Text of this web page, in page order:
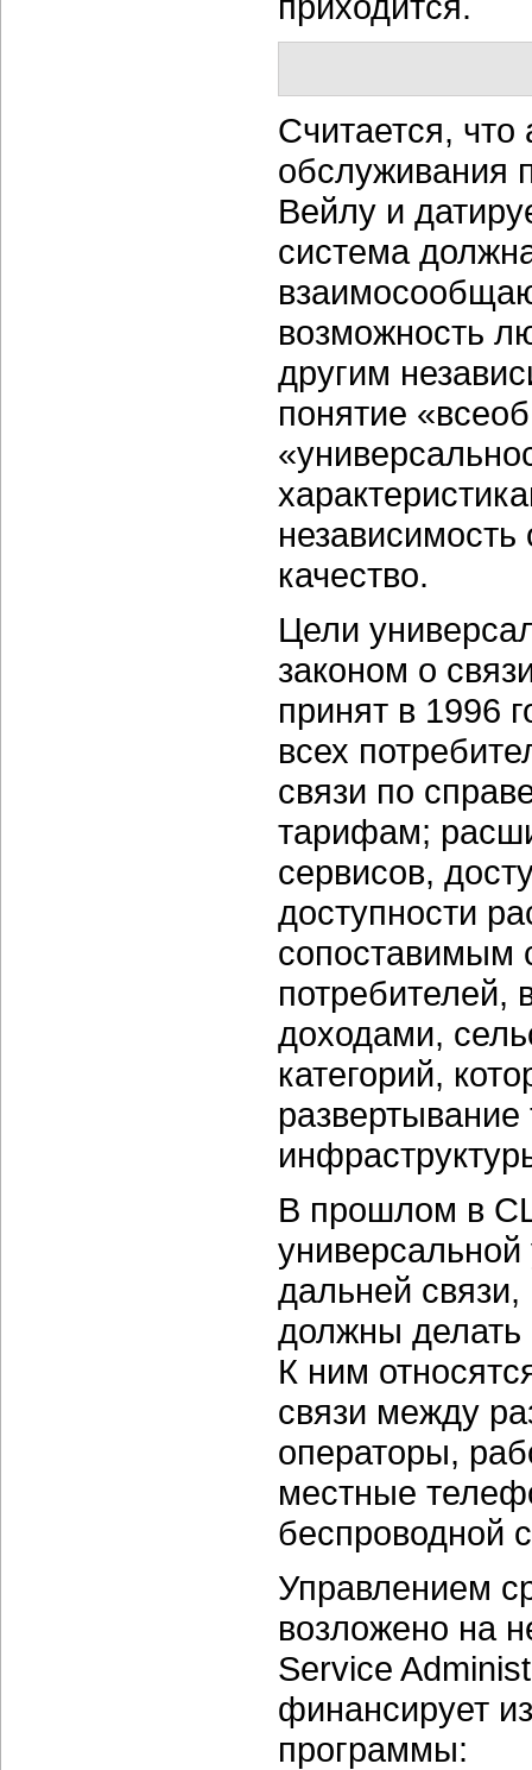
Считается, что
обслуживания
Вейлу и
система
возможность
другим
понятие
независимость
качество.
Цели
законом о
принят в 1996
всех
связи по
тарифам;
сервисов,
доступности
сопоставимым
потребителей,
доходами,
категорий,
В прошлом в
дальней связи,
должны делать
К ним
связи между
операторы,
местные
беспроводной
Управлением
возложено на
Service
финансирует
программы: